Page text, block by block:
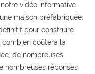
vidéo informative
maison préfabriquée.
pour construire
coûtera la
de nombreuses
nombreuses réponses